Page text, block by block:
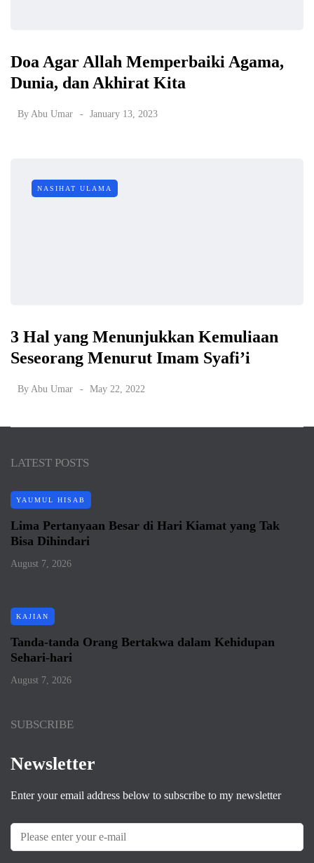
Doa Agar Allah Memperbaiki Agama,
Dunia, dan Akhirat Kita
By Abu Umar January 13, 2023
NASIHAT ULAMA
3 Hal yang Menunjukkan Kemuliaan
Seseorang Menurut Imam Syafi’i
By Abu Umar May 22, 2022
LATEST POSTS
YAUMUL HISAB
Lima Pertanyaan Besar di Hari Kiamat yang Tak
Bisa Dihindari
August 7, 2026
KAJIAN
Tanda-tanda Orang Bertakwa dalam Kehidupan
Sehari-hari
August 7, 2026
SUBSCRIBE
Newsletter
Enter your email address below to subscribe to my newsletter